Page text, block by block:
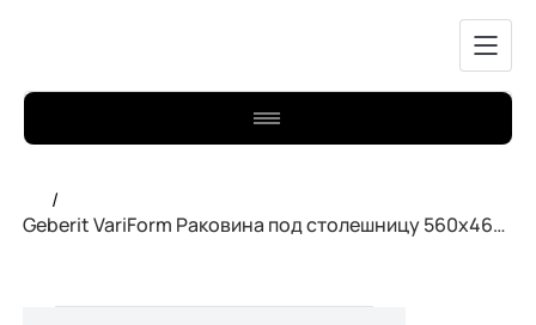
/
Geberit VariForm Раковина под столешницу 560х460mm. 500.752.01.2